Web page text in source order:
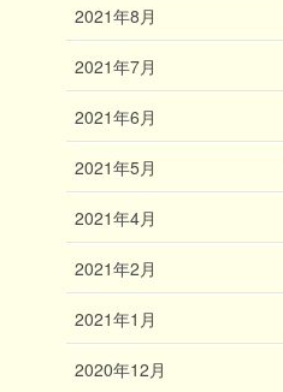
2021年8月
2021年7月
2021年6月
2021年5月
2021年4月
2021年2月
2021年1月
2020年12月